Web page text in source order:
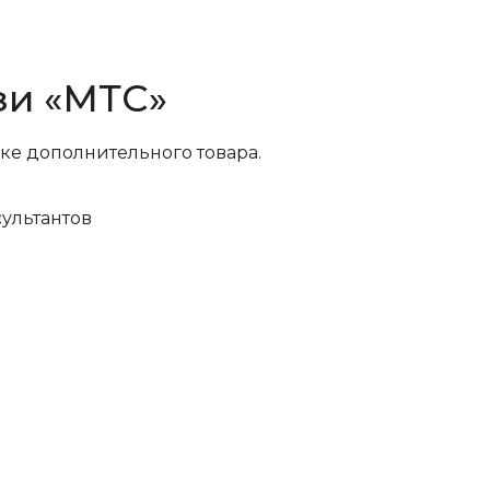
«МТС»
дополнительного товара.